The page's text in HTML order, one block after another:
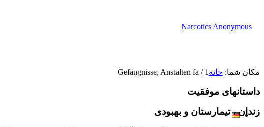
مکان شما: خانه 1
/
Gefängnisse, Anstalten fa
داستانهای موفقیت
زندان ، تيمارستان و بهبودی